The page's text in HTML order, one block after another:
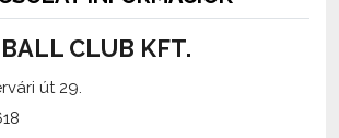
CLUB KFT.
út 29.